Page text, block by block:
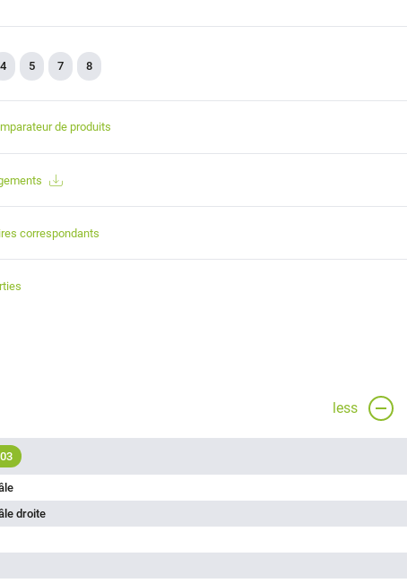
4 5 7 8
de produits
correspondants
less
droite